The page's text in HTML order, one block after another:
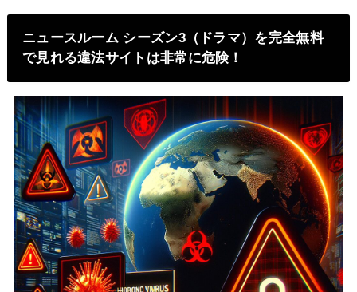
ニュースルーム シーズン3（ドラマ）を完全無料
で見れる違法サイトは非常に危険！